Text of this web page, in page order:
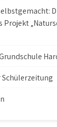
Projekt
Schülerzeitung